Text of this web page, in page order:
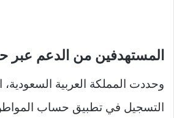
المستهدفين من الدعم
وحددت المملكة العربية
التسجيل في تطبيق حساب